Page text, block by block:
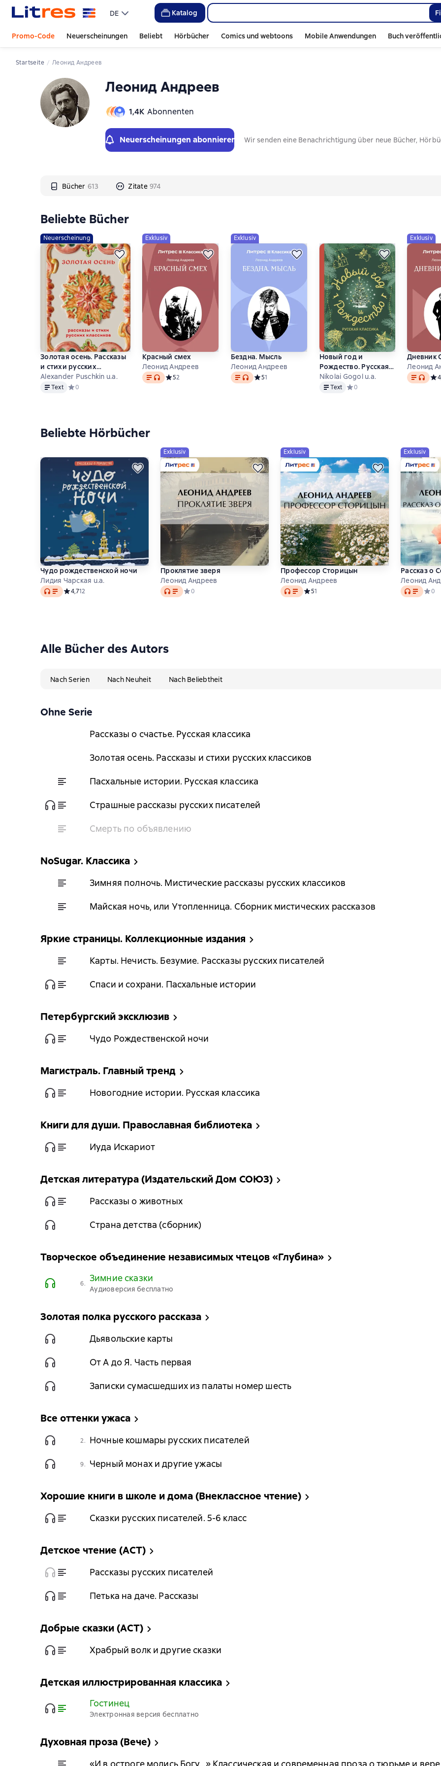
DE Katalog
Promo-Code Neuerscheinungen Beliebt Hörbücher Comics und webtoons Mobile Anwendungen Buch
Startseite Леонид Андреев
Леонид Андреев
1,4К Abonnenten
Neuerscheinungen abonnieren Wir senden eine Benachrichtigung über neue Bücher,
Bücher 613 Zitate 974
Слайдер с книгами
Beliebte Bücher
Neuerscheinung
Золотая осень. Рассказы
и стихи русских
классиков
Alexander Puschkin u.a.
TextText Средний рейтинг 0 на основе 0 оценок
0
Exklusiv
Красный смех
Леонид Андреев
Text, Audioformat verfügbar
Средний рейтинг 5 на основе 2 оценок
52
Exklusiv
Бездна. Мысль
Леонид Андреев
Text, Audioformat verfügbar
Средний рейтинг 5 на основе 1 оценок
51
Новый год и
Рождество. Русская
классика
Nikolai Gogol u.a.
TextText Средний рейтинг 0 на основе 0
0
Exklusiv
Дневник
Леонид
Text,
Слайдер с книгами
Beliebte Hörbücher
Чудо рождественской ночи
Лидия Чарская u.a.
Audio Средний рейтинг 4,7 на основе 12 оценок
4,712
Exklusiv
Проклятие зверя
Леонид Андреев
Audio Средний рейтинг 0 на основе 0 оценок
0
Exklusiv
Профессор Сторицын
Леонид Андреев
Audio Средний рейтинг 5 на основе 1 оценок
51
Exklusiv
Рассказ о
Леонид
Audio 0
Alle Bücher des Autors
Nach Serien Nach Neuheit Nach Beliebtheit
Ohne Serie
Рассказы о счастье. Русская классика
Золотая осень. Рассказы и стихи русских классиков
Пасхальные истории. Русская классика
Страшные рассказы русских писателей
Смерть по объявлению
NoSugar. Классика
Зимняя полночь. Мистические рассказы русских классиков
Майская ночь, или Утопленница. Сборник мистических рассказов
Яркие страницы. Коллекционные издания
Карты. Нечисть. Безумие. Рассказы русских писателей
Спаси и сохрани. Пасхальные истории
Петербургский эксклюзив
Чудо Рождественской ночи
Магистраль. Главный тренд
Новогодние истории. Русская классика
Книги для души. Православная библиотека
Иуда Искариот
Детская литература (Издательский Дом СОЮЗ)
Рассказы о животных
Страна детства (сборник)
Творческое объединение независимых чтецов «Глубина»
6. Зимние сказки
Аудиоверсия бесплатно
Золотая полка русского рассказа
Дьявольские карты
От А до Я. Часть первая
Записки сумасшедших из палаты номер шесть
Все оттенки ужаса
2. Ночные кошмары русских писателей
9. Черный монах и другие ужасы
Хорошие книги в школе и дома (Внеклассное чтение)
Сказки русских писателей. 5-6 класс
Детское чтение (АСТ)
Рассказы русских писателей
Петька на даче. Рассказы
Добрые сказки (АСТ)
Храбрый волк и другие сказки
Детская иллюстрированная классика
Гостинец
Электронная версия бесплатно
Духовная проза (Вече)
«И в остроге молись Богу…» Классическая и современная проза о тюрьме и вере